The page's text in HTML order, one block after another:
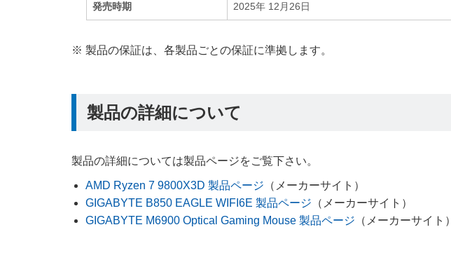
発売時期 2025年 12月26日
※ 製品の保証は、各製品ごとの保証に準拠します。
製品の詳細について
製品の詳細については製品ページをご覧下さい。
AMD Ryzen 7 9800X3D 製品ページ （メーカーサイト）
GIGABYTE B850 EAGLE WIFI6E 製品ページ （メーカーサイト）
GIGABYTE M6900 Optical Gaming Mouse 製品ページ （メーカーサイト）